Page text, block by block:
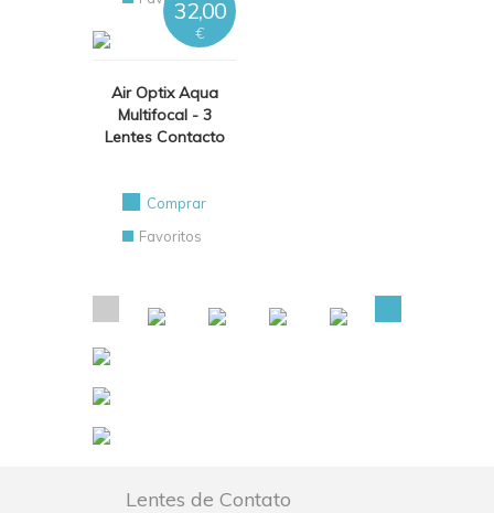
Air Optix Aqua
Multifocal - 3
Lentes Contacto
32,00
€
Comprar
Favoritos
Lentes de Contato